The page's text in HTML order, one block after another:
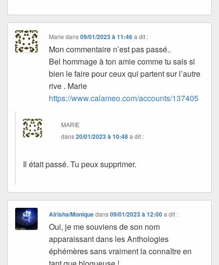
Marie dans09/01/2023 à 11:46 a dit :
Mon commentaire n’est pas passé..
Bel hommage à ton amie comme tu sais si
bien le faire pour ceux qui partent sur l’autre
rive . Marie
https://www.calameo.com/accounts/137405
MARIE
dans20/01/2023 à 10:48a dit :
Il était passé. Tu peux supprimer.
Alrisha/Moniquedans09/01/2023 à 12:00 a dit :
Oui, je me souviens de son nom
apparaissant dans les Anthologies
éphémères sans vraiment la connaître en